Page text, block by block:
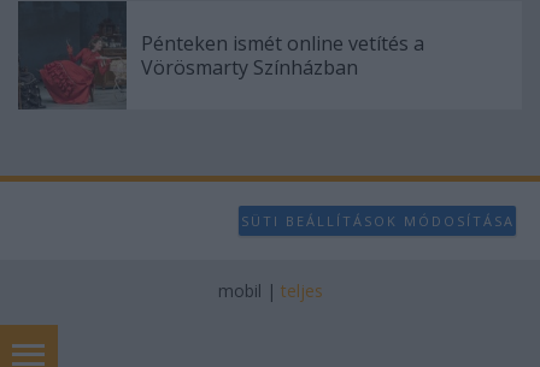
Pénteken ismét online vetítés a
Vörösmarty Színházban
SÜTI BEÁLLÍTÁSOK MÓDOSÍTÁSA
mobil | teljes